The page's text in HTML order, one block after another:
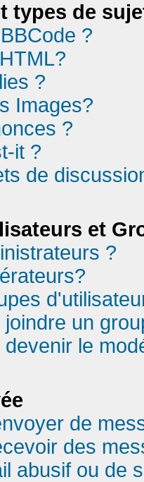
types de
?
?
Images?
?
it ?
de
et
?
un
le
de
des
abusif ou de